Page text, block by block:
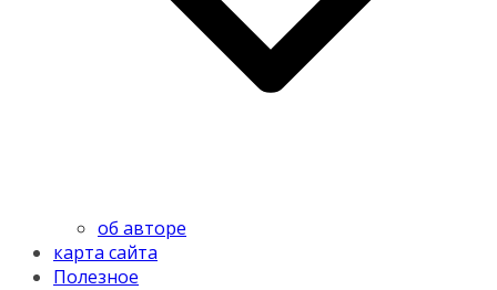
об авторе
карта сайта
Полезное